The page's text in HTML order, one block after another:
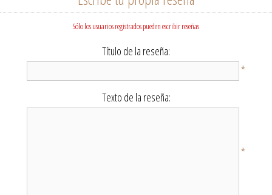
Sólo los usuarios registrados pueden escribir reseñas
Título de la reseña:
*
Texto de la reseña:
*